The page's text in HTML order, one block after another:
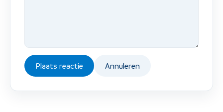
Plaats reactie Annuleren